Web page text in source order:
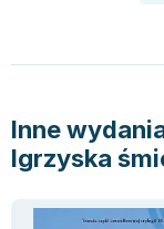
Piotr Latocha
Michael Scott
Jarosław
Inne
Igrzyska